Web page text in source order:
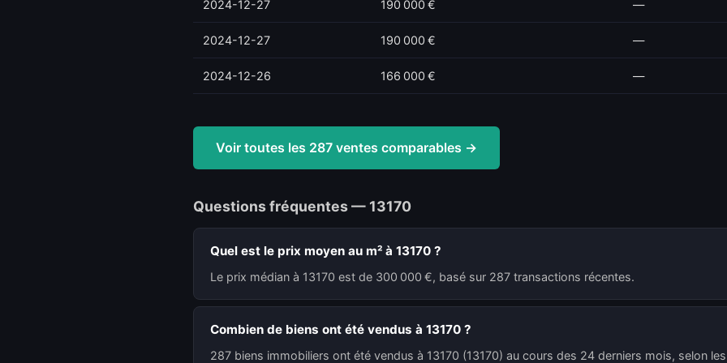
2024-12-27 190 000 € —
2024-12-27 190 000 € —
2024-12-26 166 000 € —
Voir toutes les 287 ventes comparables →
Questions fréquentes — 13170
Quel est le prix moyen au m² à 13170 ?
Le prix médian à 13170 est de 300 000 €, basé sur 287 transactions récentes.
Combien de biens ont été vendus à 13170 ?
287 biens immobiliers ont été vendus à 13170 (13170) au cours des 24 derniers mois, selon